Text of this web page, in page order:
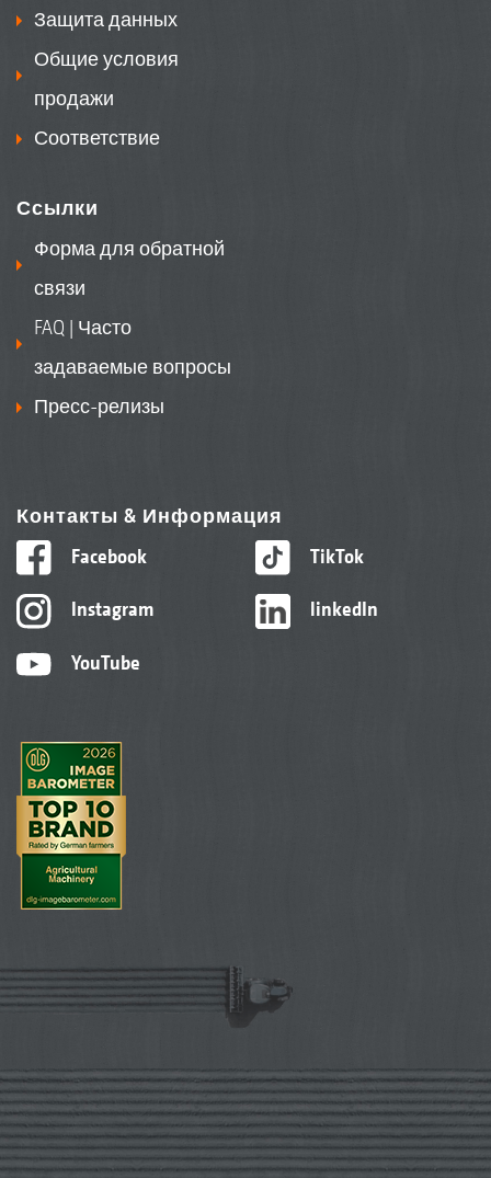
Защита данных
Общие условия
продажи
Соответствие
Ссылки
Форма для обратной
связи
FAQ | Часто
задаваемые вопросы
Пресс-релизы
Контакты & Информация
Facebook
Instagram
YouTube
TikTok
linkedIn